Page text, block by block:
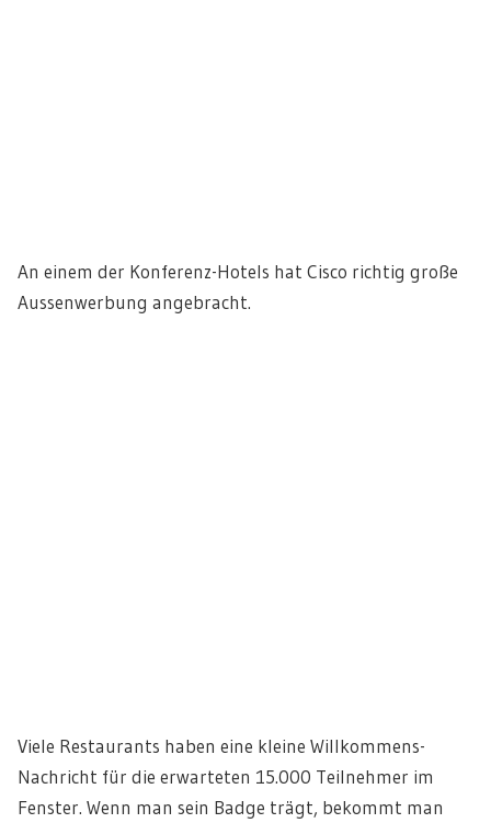
An einem der Konferenz-Hotels hat Cisco richtig große
Aussenwerbung angebracht.
Viele Restaurants haben eine kleine Willkommens-
Nachricht für die erwarteten 15.000 Teilnehmer im
Fenster. Wenn man sein Badge trägt, bekommt man